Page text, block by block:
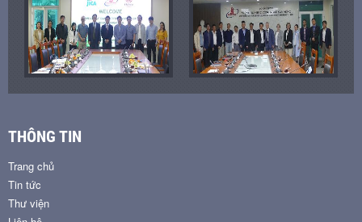
THÔNG TIN
Trang chủ
Tin tức
Thư viện